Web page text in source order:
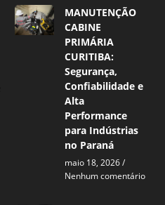
MANUTENÇÃO
CABINE
PRIMÁRIA
CURITIBA:
Segurança,
Confiabilidade e
Alta
Performance
para Indústrias
no Paraná
maio 18, 2026
Nenhum comentário